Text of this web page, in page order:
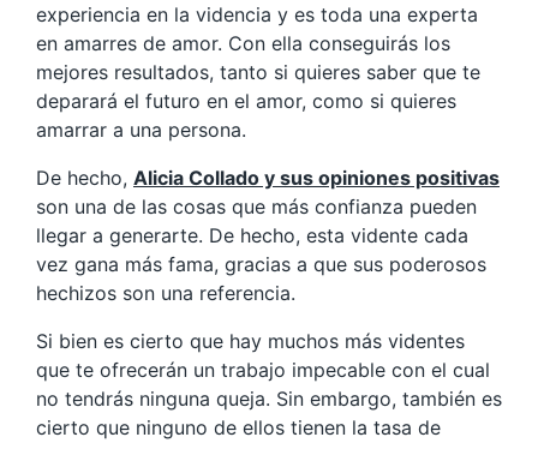
experiencia en la videncia y es toda una experta
en amarres de amor. Con ella conseguirás los
mejores resultados, tanto si quieres saber que te
deparará el futuro en el amor, como si quieres
amarrar a una persona.
De hecho, Alicia Collado y sus opiniones positivas
son una de las cosas que más confianza pueden
llegar a generarte. De hecho, esta vidente cada
vez gana más fama, gracias a que sus poderosos
hechizos son una referencia.
Si bien es cierto que hay muchos más videntes
que te ofrecerán un trabajo impecable con el cual
no tendrás ninguna queja. Sin embargo, también es
cierto que ninguno de ellos tienen la tasa de